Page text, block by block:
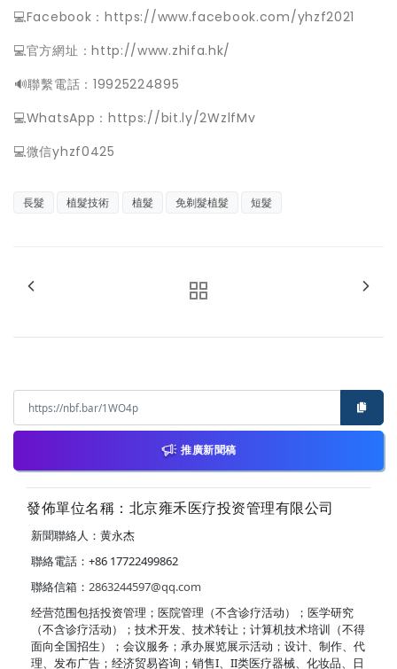
💻Facebook：https://www.facebook.com/yhzf2021
💻官方網址：http://www.zhifa.hk/
️🔊聯繫電話：19925224895
💻WhatsApp：https://bit.ly/2WzlfMv
💻微信yhzf0425
長髮 植髮技術 植髮 免剃髮植髮 短髮
推廣新聞稿
發佈單位名稱：北京雍禾医疗投资管理有限公司
新聞聯絡人：黄永杰
聯絡電話：+86 17722499862
聯絡信箱： 2863244597@qq.com
经营范围包括投资管理；医院管理（不含诊疗活动）；医学研究
（不含诊疗活动）；技术开发、技术转让；计算机技术培训（不得
面向全国招生）；会议服务；承办展览展示活动；设计、制作、代
理、发布广告；经济贸易咨询；销售I、II类医疗器械、化妆品、日